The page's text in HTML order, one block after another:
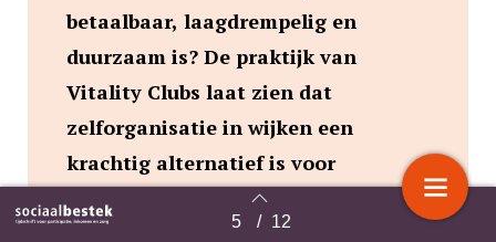
Terug naar overzicht 5 / 12
betaalbaar, laagdrempelig en
duurzaam is? De praktijk van
Vitality Clubs laat zien dat
zelforganisatie in wijken een
krachtig alternatief is voor
klassieke beweeginterventies.